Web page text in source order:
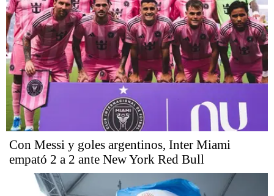
Con Messi y goles argentinos, Inter Miami
empató 2 a 2 ante New York Red Bull